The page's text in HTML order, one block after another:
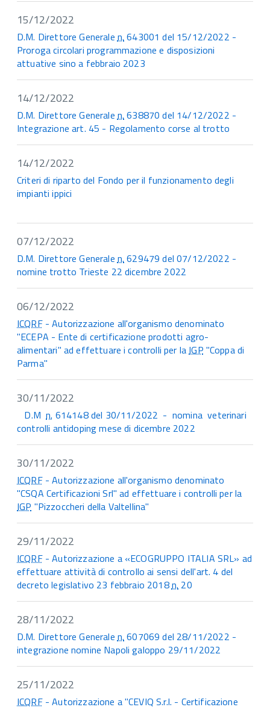
15/12/2022
D.M. Direttore Generalen.643001 del 15/12/2022 -
Proroga circolari programmazione e disposizioni
attuative sino a febbraio 2023
14/12/2022
D.M. Direttore Generalen.638870 del 14/12/2022 -
Integrazione art. 45 - Regolamento corse al trotto
14/12/2022
Criteri di riparto del Fondo per il funzionamento degli
impianti ippici
07/12/2022
D.M. Direttore Generalen.629479 del 07/12/2022 -
nomine trotto Trieste 22 dicembre 2022
06/12/2022
ICQRF- Autorizzazione all'organismo denominato
"ECEPA - Ente di certificazione prodotti agro-
alimentari" ad effettuare i controlli per laIGP "Coppa di
Parma"
30/11/2022
D.Mn. 614148 del 30/11/2022 - nomina veterinari
controlli antidoping mese di dicembre 2022
30/11/2022
ICQRF- Autorizzazione all'organismo denominato
"CSQA Certificazioni Srl" ad effettuare i controlli per la
IGP "Pizzoccheri della Valtellina"
29/11/2022
ICQRF- Autorizzazione a «ECOGRUPPO ITALIA SRL» ad
effettuare attività di controllo ai sensi dell'art. 4 del
decreto legislativo 23 febbraio 2018n. 20
28/11/2022
D.M. Direttore Generalen.607069 del 28/11/2022 -
integrazione nomine Napoli galoppo 29/11/2022
25/11/2022
ICQRF- Autorizzazione a "CEVIQ S.r.l. - Certificazione